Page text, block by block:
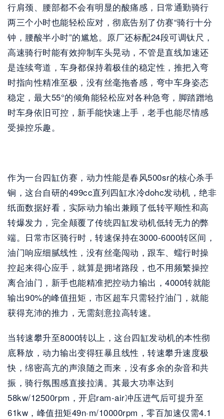
行肩颈、腰部都不会有明显的酸痛感，日常通勤骑行
两三个小时也能轻松应对，彻底告别了仿赛“骑行十分
钟，腰酸半小时”的尴尬。原厂还标配24段可调钛尺，
高速骑行时能有效抑制车头晃动，不管是直线加速还
是连续弯道，车身都保持着极佳的稳定性，推把入弯
时指向性精准至极，没有丝毫拖沓感，弯中车身姿态
稳定，最大55°的倾角能轻松应对各种急弯，脚踏蹭地
时车身依旧可控，新手能快速上手，老手也能尽情感
受操控乐趣。
作为一台四缸仿赛，动力性能是春风500sr的核心杀手
锏，这台自研的499cc直列四缸水冷dohc发动机，绝非
纸面数据好看，实际动力输出兼顾了低转平顺性和高
转爆发力，完全颠覆了传统四缸发动机低转无力的弊
端。日常市区骑行时，转速保持在3000-6000转区间，
油门响应细腻线性，没有丝毫闯动，跟车、蠕行时操
控起来得心应手，就算是拥堵路段，也不用频繁操控
离合油门，新手也能精准把控动力输出，4000转就能
输出90%的峰值扭矩，市区超车只需轻拧油门，就能
获得充沛的推力，无需刻意拉高转速。
当转速攀升至8000转以上，这台四缸发动机的本性彻
底释放，动力输出变得狂暴且线性，转速攀升速度极
快，绵密高亢的声浪随之而来，没有多余的杂音和共
振，骑行氛围感直接拉满。其最大功率达到
58kw/12500rpm，开启ram-air冲压进气后可提升至
61kw，峰值扭矩49n·m/10000rpm，零百加速仅需4.1